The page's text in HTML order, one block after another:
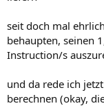
seit doch mal
behaupten, seinen
Instruction/s
und da rede ich
berechnen (okay,